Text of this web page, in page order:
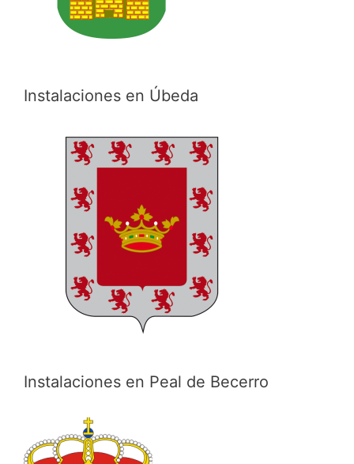
Instalaciones en Úbeda
Instalaciones en Peal de Becerro